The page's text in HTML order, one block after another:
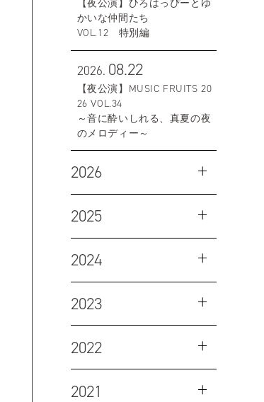
【夜公演】ひろはっぴーとゆ
かいな仲間たち
VOL.12 特別編
2026. 08.22
【夜公演】MUSIC FRUITS 20
26 VOL.34
～音に酔いしれる、真夏の夜
のメロディー～
2026
2025
2024
2023
2022
2021